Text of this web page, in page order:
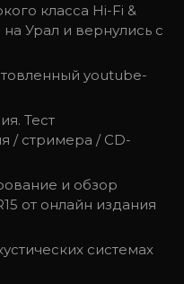
класса Hi-Fi &
Урал и вернулись с
youtube-
Тест
/ стримера / CD-
и обзор
от онлайн издания
системах